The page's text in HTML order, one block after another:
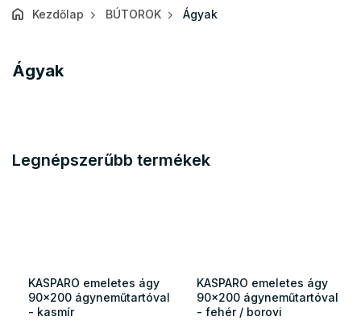
Kezdőlap BÚTOROK Ágyak
Ágyak
Legnépszerűbb termékek
KASPARO emeletes ágy
90x200 ágyneműtartóval
- kasmír
KASPARO emeletes ágy
90x200 ágyneműtartóval
- fehér / borovi